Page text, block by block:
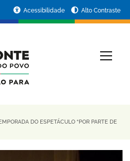
Acessibilidade Alto Contraste
DO ESPETÁCULO “POR PARTE DE